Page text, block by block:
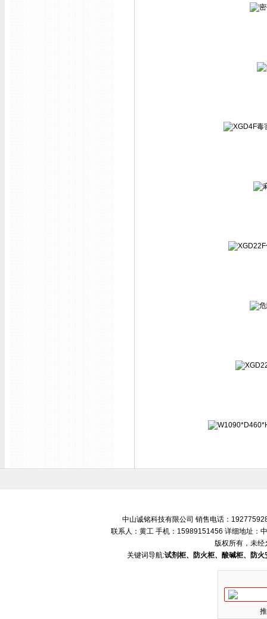
中山诚铭科技有限公司 销售电话：
联系人：黄工 手机：15989151456 详细地址：
版权所有，未经
关键词导航:试剂柜、防火柜、酸碱柜、防